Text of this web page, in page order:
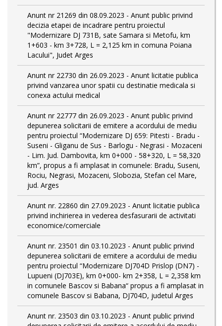
Anunt nr 21269 din 08.09.2023 - Anunt public privind
decizia etapei de incadrare pentru proiectul
"Modernizare DJ 731B, sate Samara si Metofu, km
1+603 - km 3+728, L = 2,125 km in comuna Poiana
Lacului", Judet Arges
Anunt nr 22730 din 26.09.2023 - Anunt licitatie publica
privind vanzarea unor spatii cu destinatie medicala si
conexa actului medical
Anunt nr 22777 din 26.09.2023 - Anunt public privind
depunerea solicitarii de emitere a acordului de mediu
pentru proiectul “Modernizare DJ 659: Pitesti - Bradu -
Suseni - Gliganu de Sus - Barlogu - Negrasi - Mozaceni
- Lim. Jud. Dambovita, km 0+000 - 58+320, L = 58,320
km”, propus a fi amplasat in comunele: Bradu, Suseni,
Rociu, Negrasi, Mozaceni, Slobozia, Stefan cel Mare,
jud. Arges
Anunt nr. 22860 din 27.09.2023 - Anunt licitatie publica
privind inchirierea in vederea desfasurarii de activitati
economice/comerciale
Anunt nr. 23501 din 03.10.2023 - Anunt public privind
depunerea solicitarii de emitere a acordului de mediu
pentru proiectul “Modernizare DJ704D Prislop (DN7) -
Lupueni (DJ703E), km 0+000- km 2+358, L = 2,358 km
in comunele Bascov si Babana“ propus a fi amplasat in
comunele Bascov si Babana, DJ704D, judetul Arges
Anunt nr. 23503 din 03.10.2023 - Anunt public privind